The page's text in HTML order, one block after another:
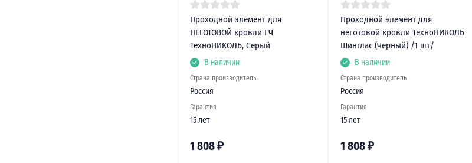
Проходной элемент для
НЕГОТОВОЙ кровли ГЧ
ТехноНИКОЛЬ, Серый
В наличии
Страна производитель
Россия
Гарантия
15 лет
1 808₽
Проходной элемент для
неготовой кровли ТехноНИКОЛЬ
Шинглас (Черный) /1 шт/
В наличии
Страна производитель
Россия
Гарантия
15 лет
1 808₽